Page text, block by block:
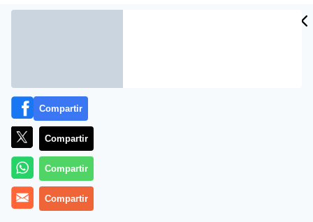
(José M. Vidal).- En la audiencia de los miércoles, el
Compartir
Compartir
Compartir
Compartir